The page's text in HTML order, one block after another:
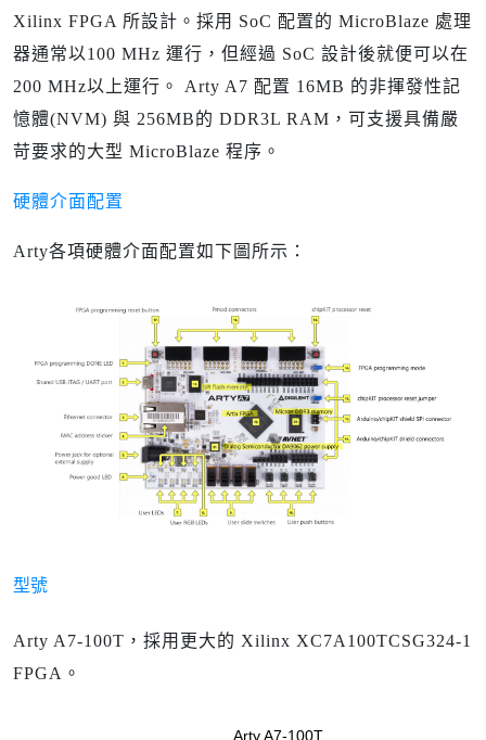
Xilinx FPGA 所設計。採用 SoC 配置的 MicroBlaze 處理
器通常以100 MHz 運行，但經過 SoC 設計後就便可以在
200 MHz以上運行。 Arty A7 配置 16MB 的非揮發性記
憶體(NVM) 與 256MB的 DDR3L RAM，可支援具備嚴
苛要求的大型 MicroBlaze 程序。
硬體介面配置
Arty各項硬體介面配置如下圖所示：
型號
Arty A7-100T，採用更大的 Xilinx XC7A100TCSG324-1
FPGA。
Arty A7-100T